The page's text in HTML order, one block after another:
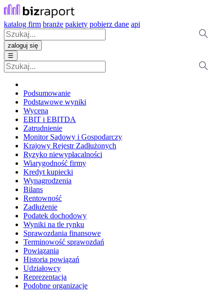
katalog firm branże pakiety pobierz dane api
zaloguj się
☰
Podsumowanie
Podstawowe wyniki
Wycena
EBIT i EBITDA
Zatrudnienie
Monitor Sądowy i Gospodarczy
Krajowy Rejestr Zadłużonych
Ryzyko niewypłacalności
Wiarygodność firmy
Kredyt kupiecki
Wynagrodzenia
Bilans
Rentowność
Zadłużenie
Podatek dochodowy
Wyniki na tle rynku
Sprawozdania finansowe
Terminowość sprawozdań
Powiązania
Historia powiązań
Udziałowcy
Reprezentacja
Podobne organizacje